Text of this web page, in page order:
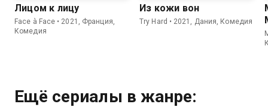
Лицом к лицу
Face à Face • 2021, Франция,
Комедия
Из кожи вон
Try Hard • 2021, Дания, Комедия
Ещё сериалы в жанре: